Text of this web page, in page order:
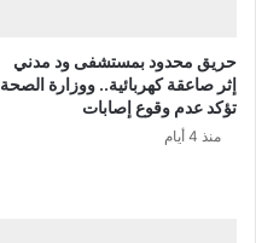
حريق محدود بمستشفى ود مدني
إثر صاعقة كهربائية.. ووزارة الصحة
تؤكد عدم وقوع إصابات
منذ 4 أيام